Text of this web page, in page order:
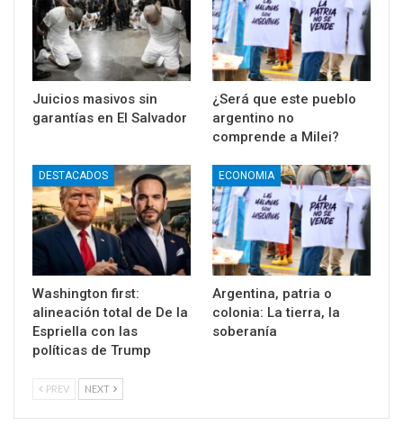
Juicios masivos sin
garantías en El Salvador
¿Será que este pueblo
argentino no
comprende a Milei?
DESTACADOS
Washington first:
alineación total de De la
Espriella con las
políticas de Trump
ECONOMIA
Argentina, patria o
colonia: La tierra, la
soberanía
PREV NEXT